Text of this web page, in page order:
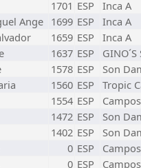
1701 ESP
Inca A
Ange 1699 ESP
Inca A
1659 ESP
Inca A
1637 ESP
1578 ESP
Son
1560 ESP
Tropic
1554 ESP
Campos
1472 ESP
Son
1402 ESP
Son
0 ESP
Campos
0 ESP
Campos